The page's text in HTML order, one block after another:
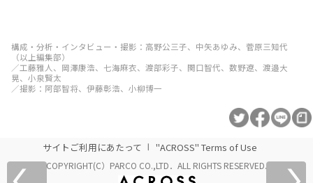
構成・分析・インタビュー・撮影：高野公三子、中矢あゆみ、菅原三知代
（以上編集部）
／工藤雅人、岡澤康浩、七海麻衣、渡部彩子、関口智代、数野遼、渡邉大
晃、小泉賢太
／撮影：阿部智将、伊藤彰浩、小柳博一
サイトご利用にあたって "ACROSS" Terms of Use
COPYRIGHT(C）PARCO CO.,LTD．ALL RIGHTS RESERVED.